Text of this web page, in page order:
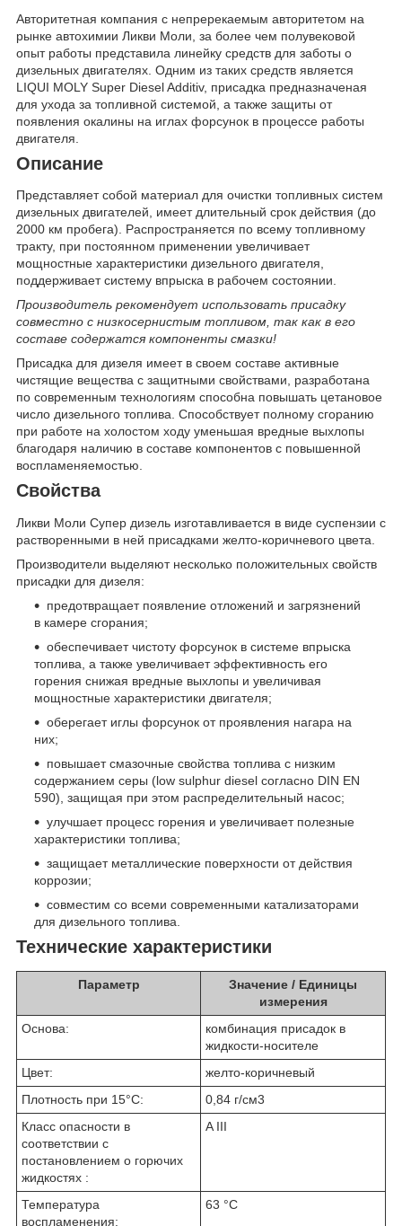
Авторитетная компания с непререкаемым авторитетом на
рынке автохимии Ликви Моли, за более чем полувековой
опыт работы представила линейку средств для заботы о
дизельных двигателях. Одним из таких средств является
LIQUI MOLY Super Diesel Additiv, присадка предназначеная
для ухода за топливной системой, а также защиты от
появления окалины на иглах форсунок в процессе работы
двигателя.
Описание
Представляет собой материал для очистки топливных систем
дизельных двигателей, имеет длительный срок действия (до
2000 км пробега). Распространяется по всему топливному
тракту, при постоянном применении увеличивает
мощностные характеристики дизельного двигателя,
поддерживает систему впрыска в рабочем состоянии.
Производитель рекомендует использовать присадку
совместно с низкосернистым топливом, так как в его
составе содержатся компоненты смазки!
Присадка для дизеля имеет в своем составе активные
чистящие вещества с защитными свойствами, разработана
по современным технологиям способна повышать цетановое
число дизельного топлива. Способствует полному сгоранию
при работе на холостом ходу уменьшая вредные выхлопы
благодаря наличию в составе компонентов с повышенной
воспламеняемостью.
Свойства
Ликви Моли Супер дизель изготавливается в виде суспензии с
растворенными в ней присадками желто-коричневого цвета.
Производители выделяют несколько положительных свойств
присадки для дизеля:
предотвращает появление отложений и загрязнений
в камере сгорания;
обеспечивает чистоту форсунок в системе впрыска
топлива, а также увеличивает эффективность его
горения снижая вредные выхлопы и увеличивая
мощностные характеристики двигателя;
оберегает иглы форсунок от проявления нагара на
них;
повышает смазочные свойства топлива с низким
содержанием серы (low sulphur diesel согласно DIN EN
590), защищая при этом распределительный насос;
улучшает процесс горения и увеличивает полезные
характеристики топлива;
защищает металлические поверхности от действия
коррозии;
совместим со всеми современными катализаторами
для дизельного топлива.
Технические характеристики
Параметр
Значение / Единицы
измерения
Основа:
комбинация присадок в
жидкости-носителе
Цвет:
желто-коричневый
Плотность при 15°C:
0,84 г/см3
Класс опасности в
соответствии с
постановлением о горючих
жидкостях :
A III
Температура
воспламенения:
63 °C